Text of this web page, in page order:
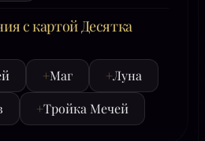
с картой Десятка
+Маг +Луна
+Тройка Мечей